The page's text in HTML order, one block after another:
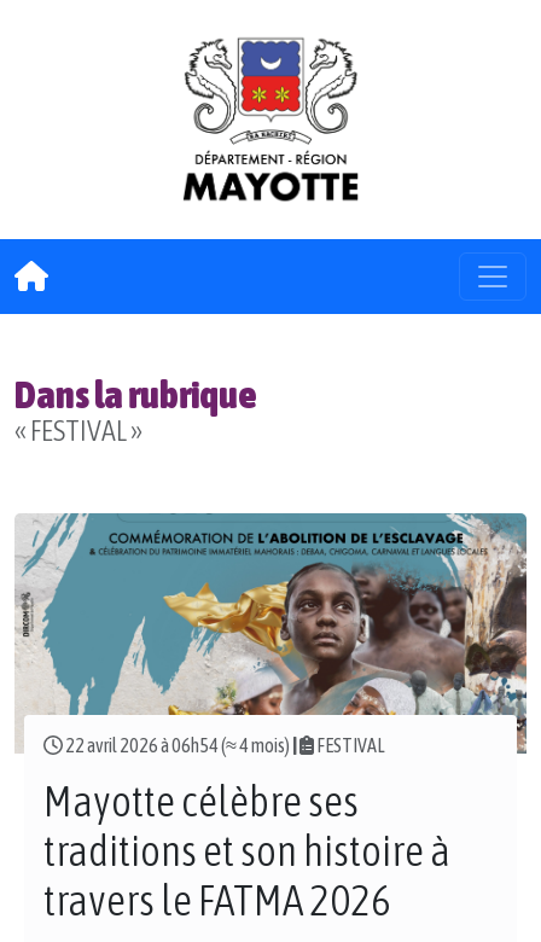
Dans la rubrique
« FESTIVAL »
22 avril 2026 à 06h54 (≈ 4 mois) FESTIVAL
Mayotte célèbre ses
traditions et son histoire à
travers le FATMA 2026